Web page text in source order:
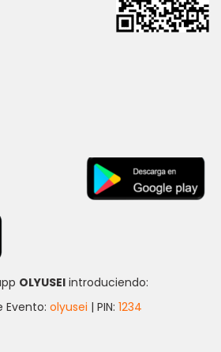
OLYUSEI introduciendo:
Evento: olyusei | PIN: 1234